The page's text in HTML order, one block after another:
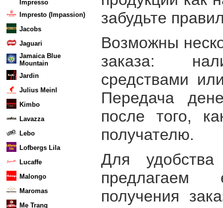
Impresso
Impresto (Impassion)
Jacobs
Jaguari
Jamaica Blue
Mountain
Jardin
Julius Meinl
Kimbo
Lavazza
Lebo
Lofbergs Lila
Lucaffe
Malongo
Maromas
Me Trang
забудьте
Возможны
заказа:
средствами
Передача
после того,
получателю.
Для
получения